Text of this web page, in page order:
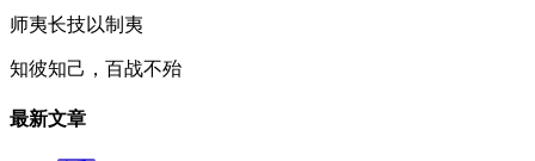
师夷长技以制夷
知彼知己，百战不殆
最新文章